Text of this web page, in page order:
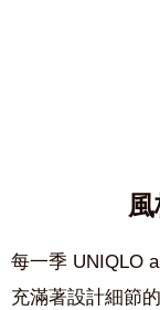
每一季 UNIQLO
充滿著設計細節